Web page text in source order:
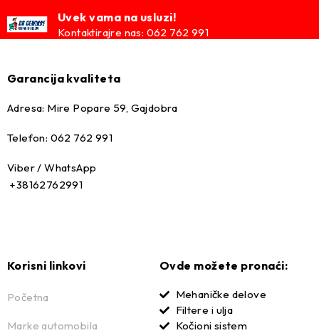
Uvek vama na usluzi!
Kontaktirajre nas: 062 762 991
Garancija kvaliteta
Adresa: Mire Popare 59, Gajdobra
Telefon: 062 762 991
Viber / WhatsApp
+38162762991
Korisni linkovi
Početna
Marke automobila
Ovde možete pronaći:
Mehaničke delove
Filtere i ulja
Kočioni sistem